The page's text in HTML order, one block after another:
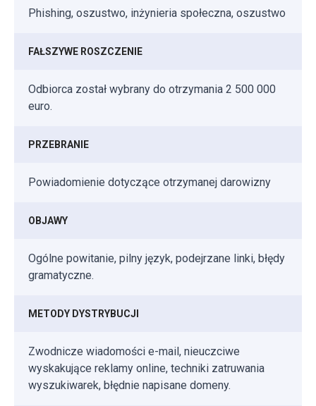
Phishing, oszustwo, inżynieria społeczna, oszustwo
FAŁSZYWE ROSZCZENIE
Odbiorca został wybrany do otrzymania 2 500 000
euro.
PRZEBRANIE
Powiadomienie dotyczące otrzymanej darowizny
OBJAWY
Ogólne powitanie, pilny język, podejrzane linki, błędy
gramatyczne.
METODY DYSTRYBUCJI
Zwodnicze wiadomości e-mail, nieuczciwe
wyskakujące reklamy online, techniki zatruwania
wyszukiwarek, błędnie napisane domeny.